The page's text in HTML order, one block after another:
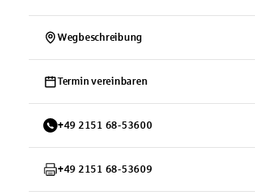
Wegbeschreibung
Termin vereinbaren
+49 2151 68-53600
+49 2151 68-53609